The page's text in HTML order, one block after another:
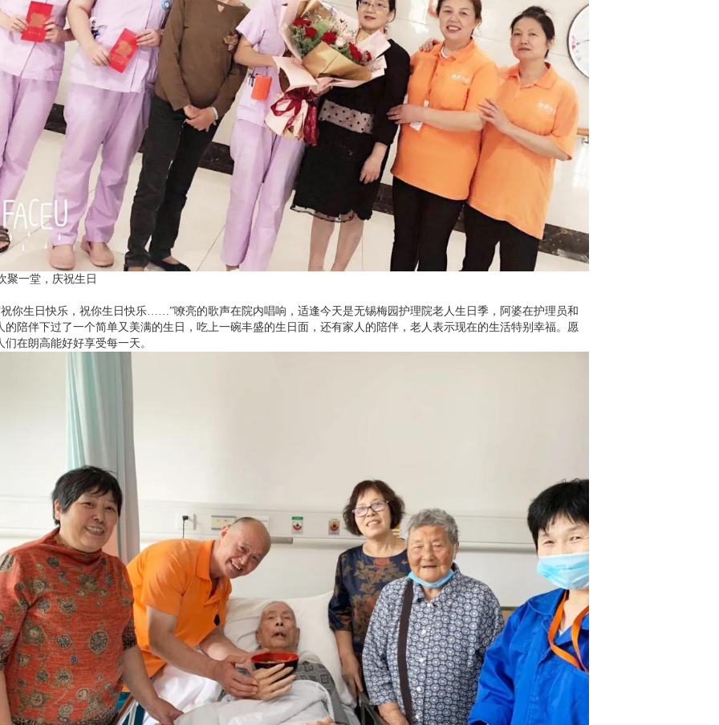
一堂，庆祝生日
生日快乐，祝你生日快乐……”嘹亮的歌声在院内唱响，适逢今天是无锡梅园护理院老人生日季，阿婆在护理员和
的陪伴下过了一个简单又美满的生日，吃上一碗丰盛的生日面，还有家人的陪伴，老人表示现在的生活特别幸福。愿
们在朗高能好好享受每一天。